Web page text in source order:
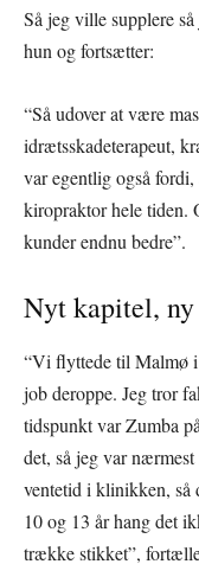
Så jeg ville supplere
hun og fortsætter:
“Så udover at være
idrætsskadeterapeut,
var egentlig også
kiropraktor hele tiden.
kunder endnu bedre”.
Nyt kapitel,
“Vi flyttede til Malmø
job deroppe. Jeg tror
tidspunkt var Zumba
det, så jeg var
ventetid i klinikken, så
10 og 13 år hang det
trække stikket”,